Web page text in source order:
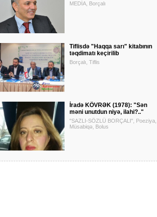
MEDİA, Borçalı
Tiflisdə "Haqqa sarı" kitabının
təqdimatı keçirilib
Borçalı, Tiflis
İradə KÖVRƏK (1978): "Sən
məni unutdun niyə, ilahi?.."
"SAZLI-SÖZLÜ BORÇALI", Poeziya,
Müsabiqə, Bolus